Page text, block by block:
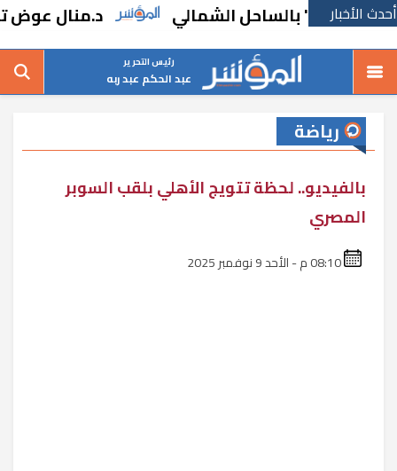
أحدث الأخباربالساحل الشمالي د.منال عوض تبحث
رئيس التحرير
عبد الحكم عبد ربه
رياضة
بالفيديو.. لحظة تتويج الأهلي بلقب السوبر
المصري